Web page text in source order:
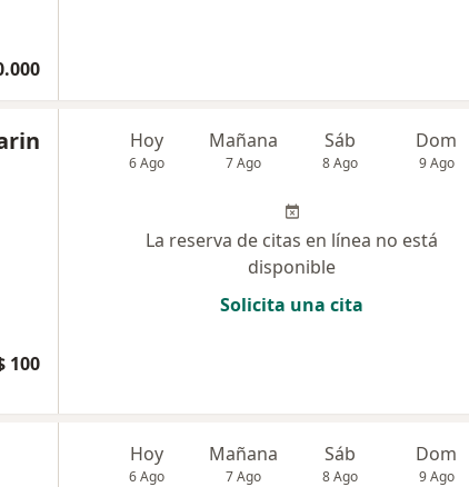
100
Hoy
6 Ago
Mañana
7 Ago
Sáb
8 Ago
Dom
9 Ago
La reserva de citas en línea no está
disponible
Solicita una cita
Hoy
6 Ago
Mañana
7 Ago
Sáb
8 Ago
Dom
9 Ago